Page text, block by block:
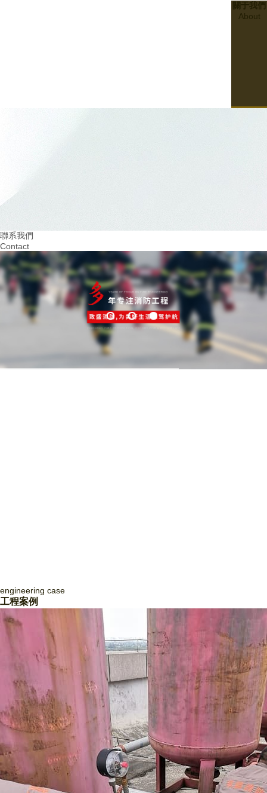
關于我們
About
四川致盛消防工程有限公司
四川致盛消防工程有限公司，成立于2017年3月，2018年1月經四川省住
房和城鄉建設廳批準，獲得消防設施工程專業承包貳級資質和防水防腐保
溫工程專業承包貳級資質，并于2018年3月取得《安全生產許可證》，隨
后取得了質量管理體系證書ISO9001和信用等級3A證書。四川致盛消防
工程有限公司是一家專業從事消防系統工程施工、消防系統運行咨詢和管
理、消防系統運行狀態監測、消防系統故障維修和整改、消防系統設備維
護保養為一體的專業施工企… ...
Read More
聯系我們
Contact
engineering case
工程案例